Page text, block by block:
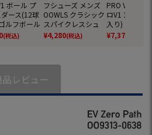
ボール プ
ース(12球
ルフボール
デル TITL
本正規品
(税込)
フシューズ メンズ
OOWLS クラシック
スパイクレスシュ
ーズ JYPRF003 ス
パイクレスシューズ
f 防水 靴 グッズ お
普段履き ゴルフの
¥4,280(税込)
PRO V1x ボ
ロV1 1ダース
入り) ゴルフ
2025年モデル
EIST 日本正
¥7,370
品レビュー